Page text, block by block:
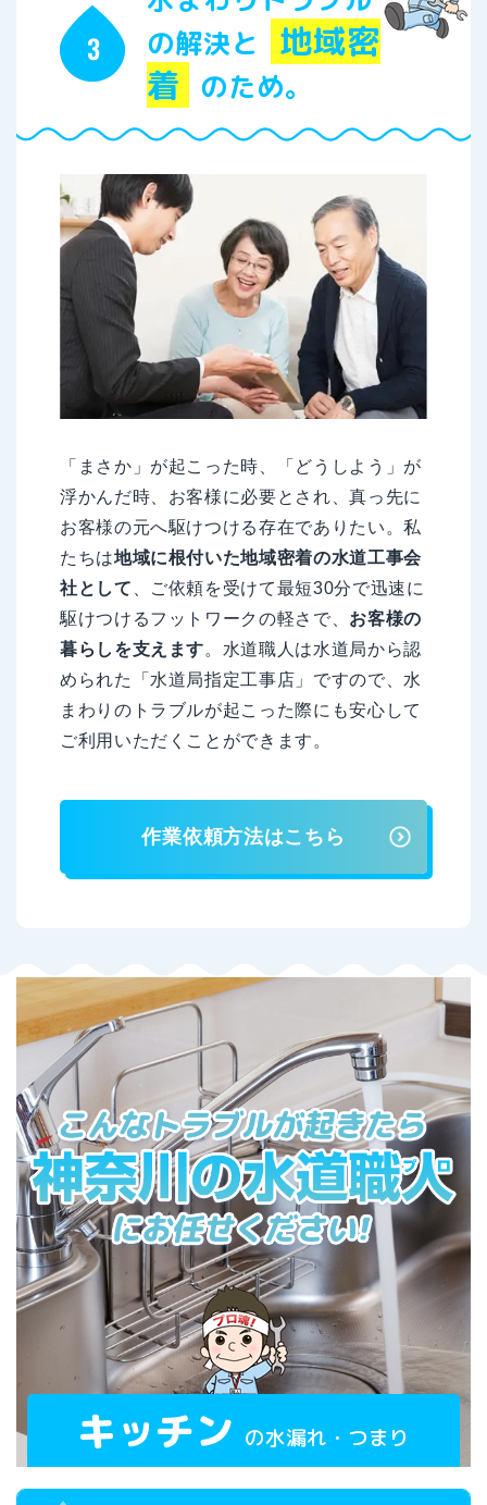
の解決と
地域密
着 のため。
「まさか」が起こった時、「どうしよう」が
浮かんだ時、お客様に必要とされ、真っ先に
お客様の元へ駆けつける存在でありたい。私
たちは地域に根付いた地域密着の水道工事会
社として 、ご依頼を受けて最短30分で迅速に
駆けつけるフットワークの軽さで、 お客様の
暮らしを支えます。水道職人は水道局から認
められた「水道局指定工事店」ですので、水
まわりのトラブルが起こった際にも安心して
ご利用いただくことができます。
作業依頼方法はこちら
キッチン の水漏れ・つまり